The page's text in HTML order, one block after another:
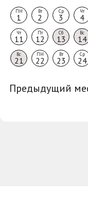
ПН
1
Вт
2
Ср
3
Чт
4
Чт
11
Пт
12
Сб
13
Вс
14
Вс
21
ПН
22
Вт
23
Ср
24
Предыдущий